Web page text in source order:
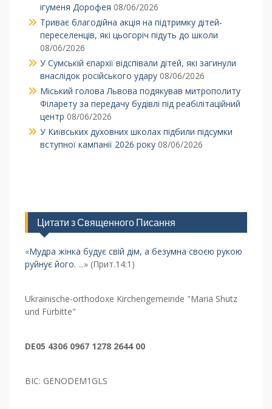
ігуменя Дорофея 08/06/2026
Триває благодійна акція на підтримку дітей-
переселенців, які цьогоріч підуть до школи
08/06/2026
У Сумській єпархії відспівали дітей, які загинули
внаслідок російського удару 08/06/2026
Міський голова Львова подякував митрополиту
Філарету за передачу будівлі під реабілітаційний
центр 08/06/2026
У Київських духовних школах підбили підсумки
вступної кампанії 2026 року 08/06/2026
Цитати з Священного Писання
«Мудра жінка будує свій дім, а безумна своєю рукою
руйнує його. ...» (Прит.14:1)
Ukrainische-orthodoxe Kirchengemeinde "Mariä Shutz
und Fürbitte"
DE05 4306 0967 1278 2644 00
BIC: GENODEM1GLS